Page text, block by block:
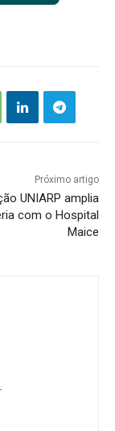
Próximo artigo
UNIARP amplia
com o Hospital
Maice